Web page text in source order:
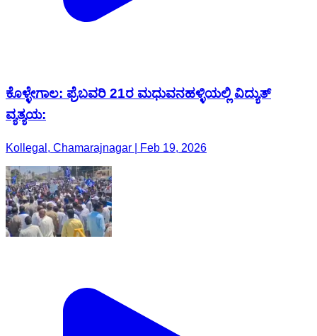
ಕೊಳ್ಳೇಗಾಲ: ಫ್ರೆಬವರಿ 21ರ ಮಧುವನಹಳ್ಳಿಯಲ್ಲಿ ವಿದ್ಯುತ್
ವ್ಯತ್ಯಯ:
Kollegal, Chamarajnagar | Feb 19, 2026